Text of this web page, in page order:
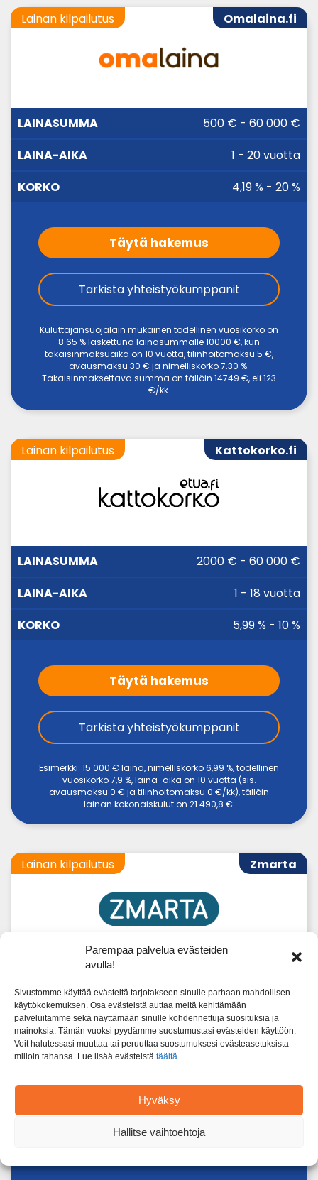
Parempaa palvelua evästeiden
avulla!
Sivustomme käyttää evästeitä tarjotakseen sinulle parhaan mahdollisen
käyttökokemuksen. Osa evästeistä auttaa meitä kehittämään
palveluitamme sekä näyttämään sinulle kohdennettuja suosituksia ja
mainoksia. Tämän vuoksi pyydämme suostumustasi evästeiden käyttöön.
Voit halutessasi muuttaa tai peruuttaa suostumuksesi evästeasetuksista
milloin tahansa. Lue lisää evästeistä täältä.
Hyväksy
Hallitse vaihtoehtoja
Omalaina.fi
Lainan kilpailutus
LAINASUMMA KORKO500 € - 60 000 €
1 - 20 vuotta
4,19 % - 20 %
Täytä hakemus
Tarkista yhteistyökumppanit
Kuluttajansuojalain mukainen todellinen vuosikorko on
8.65 % laskettuna lainasummalle 10000 €, kun
takaisinmaksuaika on 10 vuotta, tilinhoitomaksu 5 €,
avausmaksu 30 € ja nimelliskorko 7.30 %.
Takaisinmaksettava summa on tällöin 14749 €, eli 123
€/kk.
Kattokorko.fi
Lainan kilpailutus
LAINASUMMA KORKO2000 € - 60 000 €
1 - 18 vuotta
5,99 % - 10 %
Täytä hakemus
Tarkista yhteistyökumppanit
Esimerkki: 15 000 € laina, nimelliskorko 6,99 %, todellinen
vuosikorko 7,9 %, laina-aika on 10 vuotta (sis.
avausmaksu 0 € ja tilinhoitomaksu 0 €/kk), tällöin
lainan kokonaiskulut on 21 490,8 €.
Zmarta
Lainan kilpailutus
AIKA
1 - 15 vuotta
4,5 % - 20 %
Täytä hakemus